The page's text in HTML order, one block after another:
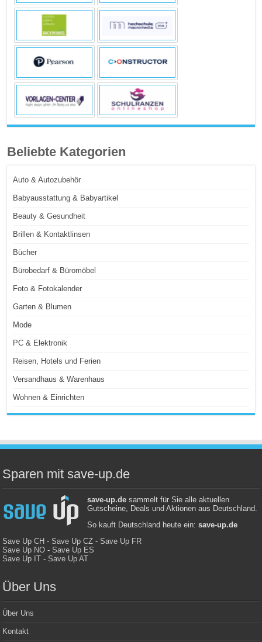
Beliebte Kategorien
Auto & Autozubehör
Babyausstattung & Babyartikel
Beauty & Gesundheit
Brillen & Kontaktlinsen
Bücher
Bürobedarf & Büromöbel
Foto & Fotokalender
Garten & Blumen
Mode
PC & Elektronik
Reisen, Hotels und Ferien
Versandhaus & Warenhaus
Wohnen & Einrichten
Sparen mit save-up.de
save-up.desammelt für Sie alle aktuellen
Gutscheine, Deals und Aktionen aus Deutschland.
So kauft Deutschland heute ein: save-up.de
Save Up CH -Save Up CZ -Save Up FR
Save Up NO -Save Up ES
Save Up IT -Save Up AT
Über Uns
Über Uns
Kontakt